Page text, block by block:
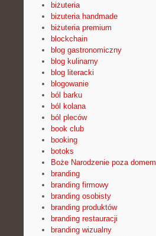
biżuteria
bizuteria handmade
biżuteria premium
blockchain
blog gastronomiczny
blog kulinarny
blog literacki
blogowanie
ból barku
ból kolana
ból pleców
book club
booking
botoks
Boże Narodzenie poza domem
branding
branding firmowy
branding osobisty
branding produktów
branding restauracji
branding wizualny